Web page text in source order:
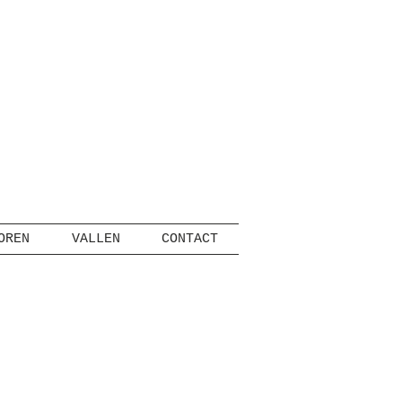
VALLEN CONTACT